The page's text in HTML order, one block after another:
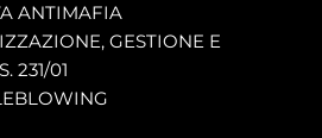
ANTIMAFIA
GESTIONE E
231/01